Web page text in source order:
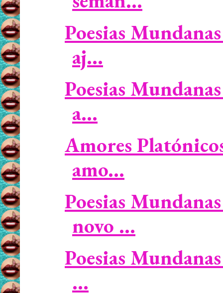
Poesias
aj...
Poesias
a...
Amores
amo...
Poesias
novo ...
Poesias
...